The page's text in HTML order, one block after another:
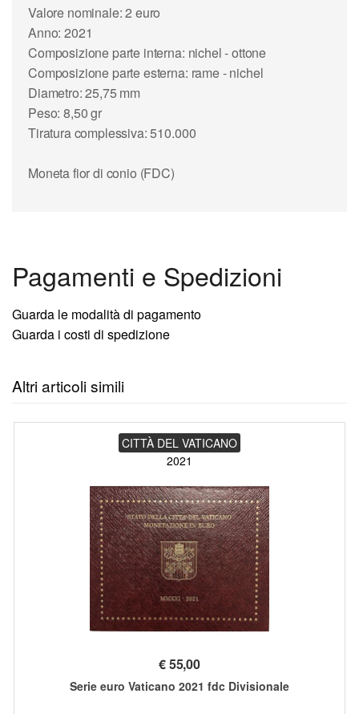
Valore nominale: 2 euro
Anno: 2021
Composizione parte interna: nichel - ottone
Composizione parte esterna: rame - nichel
Diametro: 25,75 mm
Peso: 8,50 gr
Tiratura complessiva: 510.000
Moneta fior di conio (FDC)
Pagamenti e Spedizioni
Guarda le modalità di pagamento
Guarda i costi di spedizione
Altri articoli simili
CITTÀ DEL VATICANO
2021
€55,00
Serie euro Vaticano 2021 fdc Divisionale